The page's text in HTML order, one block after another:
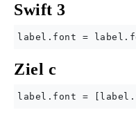
Swift 3
Ziel c